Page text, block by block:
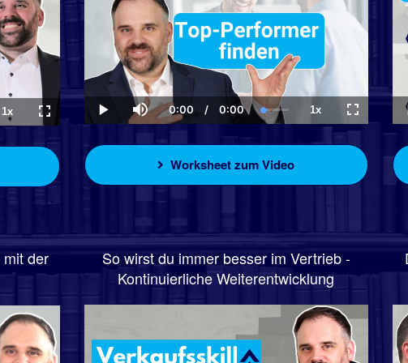
1xPlayback
Rate
Fullscreen Play Mute
Current
Time
0:00 / Duration
0:00 Loaded
0.00%
1xPlayback
Rate
Fullscreen
Worksheet zum Video
mit der
So wirst du immer besser im Vertrieb -
Kontinuierliche Weiterentwicklung